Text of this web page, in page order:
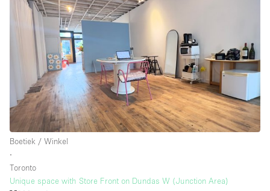
Boetiek / Winkel
∙
Toronto
Unique space with Store Front on Dundas W (Junction Area)